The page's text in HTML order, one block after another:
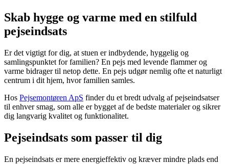
Skab hygge og varme med en stilfuld
pejseindsats
Er det vigtigt for dig, at stuen er indbydende, hyggelig og
samlingspunktet for familien? En pejs med levende flammer og
varme bidrager til netop dette. En pejs udgør nemlig ofte et naturligt
centrum i dit hjem, hvor familien samles.
Hos Pejsemontøren ApS finder du et bredt udvalg af pejseindsatser
til enhver smag, som alle er bygget af de bedste materialer og sikrer
dig langvarig kvalitet og funktionalitet.
Pejseindsats som passer til dig
En pejseindsats er mere energieffektiv og kræver mindre plads end